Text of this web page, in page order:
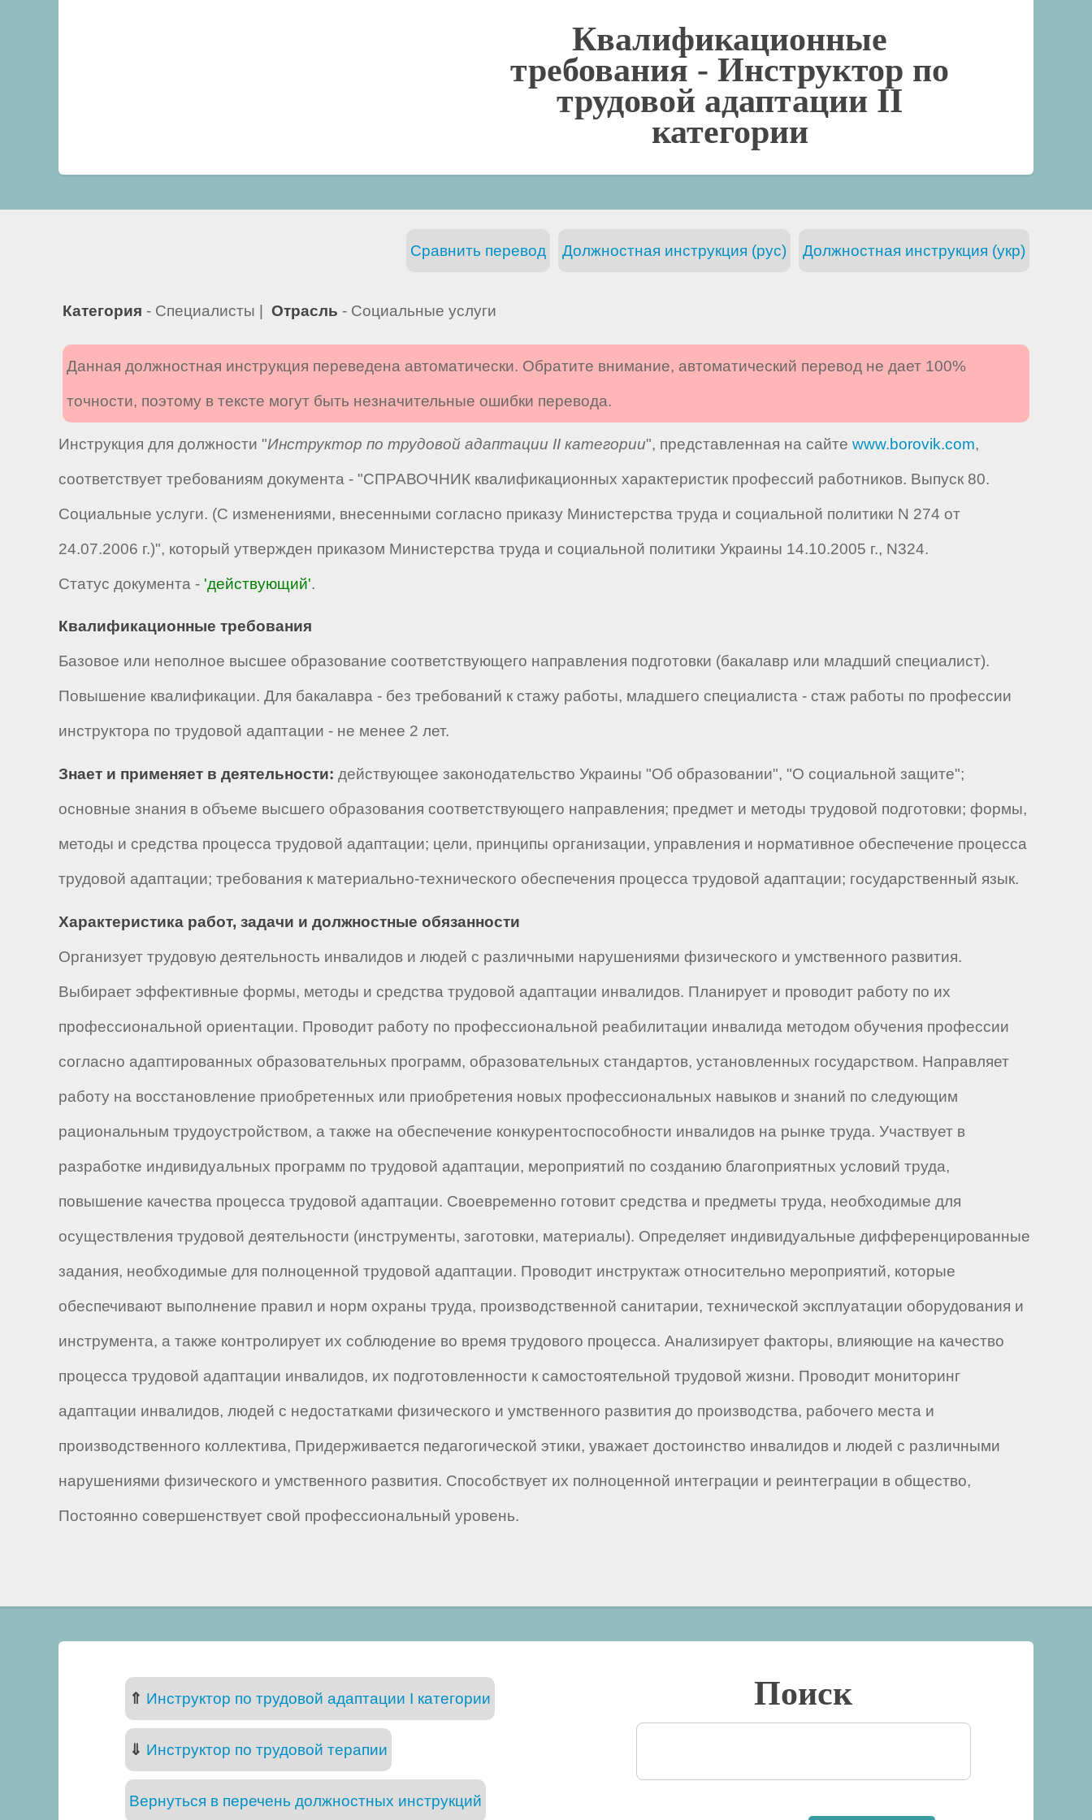
Квалификационные
требования -Инструктор по
трудовой адаптации II
категории
Должностная инструкция (укр)
Должностная инструкция (рус)
Сравнить перевод
Категория - Специалисты | Отрасль - Социальные услуги
Данная должностная инструкция переведена автоматически. Обратите внимание, автоматический перевод не дает 100%
точности, поэтому в тексте могут быть незначительные ошибки перевода.
Инструкция для должности "Инструктор по трудовой адаптации II категории", представленная на сайте www.borovik.com,
соответствует требованиям документа - "СПРАВОЧНИК квалификационных характеристик профессий работников. Выпуск 80.
Социальные услуги. (С изменениями, внесенными согласно приказу Министерства труда и социальной политики N 274 от
24.07.2006 г.)", который утвержден приказом Министерства труда и социальной политики Украины 14.10.2005 г., N324.
Статус документа - 'действующий'.
Квалификационные требования
Базовое или неполное высшее образование соответствующего направления подготовки (бакалавр или младший специалист).
Повышение квалификации. Для бакалавра - без требований к стажу работы, младшего специалиста - стаж работы по профессии
инструктора по трудовой адаптации - не менее 2 лет.
Знает и применяет в деятельности: действующее законодательство Украины "Об образовании", "О социальной защите";
основные знания в объеме высшего образования соответствующего направления; предмет и методы трудовой подготовки; формы,
методы и средства процесса трудовой адаптации; цели, принципы организации, управления и нормативное обеспечение процесса
трудовой адаптации; требования к материально-технического обеспечения процесса трудовой адаптации; государственный язык.
Характеристика работ, задачи и должностные обязанности
Организует трудовую деятельность инвалидов и людей с различными нарушениями физического и умственного развития.
Выбирает эффективные формы, методы и средства трудовой адаптации инвалидов. Планирует и проводит работу по их
профессиональной ориентации. Проводит работу по профессиональной реабилитации инвалида методом обучения профессии
согласно адаптированных образовательных программ, образовательных стандартов, установленных государством. Направляет
работу на восстановление приобретенных или приобретения новых профессиональных навыков и знаний по следующим
рациональным трудоустройством, а также на обеспечение конкурентоспособности инвалидов на рынке труда. Участвует в
разработке индивидуальных программ по трудовой адаптации, мероприятий по созданию благоприятных условий труда,
повышение качества процесса трудовой адаптации. Своевременно готовит средства и предметы труда, необходимые для
осуществления трудовой деятельности (инструменты, заготовки, материалы). Определяет индивидуальные дифференцированные
задания, необходимые для полноценной трудовой адаптации. Проводит инструктаж относительно мероприятий, которые
обеспечивают выполнение правил и норм охраны труда, производственной санитарии, технической эксплуатации оборудования и
инструмента, а также контролирует их соблюдение во время трудового процесса. Анализирует факторы, влияющие на качество
процесса трудовой адаптации инвалидов, их подготовленности к самостоятельной трудовой жизни. Проводит мониторинг
адаптации инвалидов, людей с недостатками физического и умственного развития до производства, рабочего места и
производственного коллектива, Придерживается педагогической этики, уважает достоинство инвалидов и людей с различными
нарушениями физического и умственного развития. Способствует их полноценной интеграции и реинтеграции в общество,
Постоянно совершенствует свой профессиональный уровень.
⇑ Инструктор по трудовой адаптации I категории
⇓ Инструктор по трудовой терапии
Вернуться в перечень должностных инструкций
Поиск